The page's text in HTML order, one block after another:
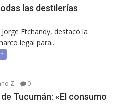
las destilerías
Etchandy, destacó la
legal para...
Z 0
Tucumán: «El consumo